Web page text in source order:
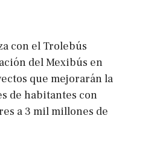
con el Trolebús
del Mexibús en
que mejorarán la
de habitantes con
a 3 mil millones de